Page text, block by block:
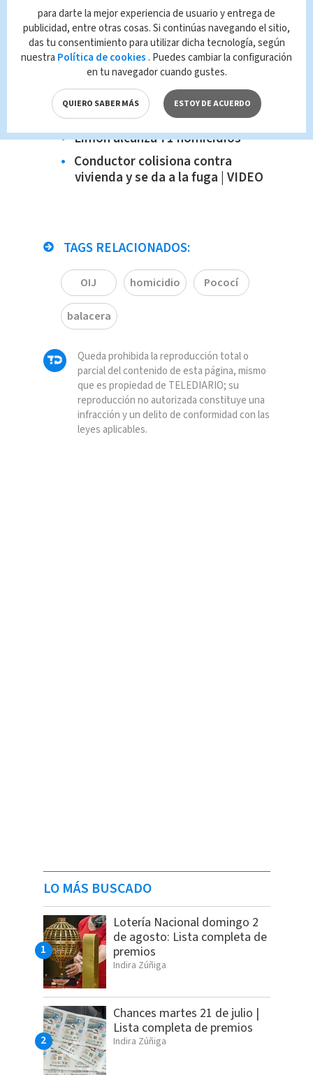
Te recomendamos:
Alejandro Bran es excluido de La
Sele
Festival Colombiano 2026 reunirá
música, tradición y gastronomía
en Parque Viva
Limón alcanza 71 homicidios
Conductor colisiona contra
vivienda y se da a la fuga | VIDEO
TAGS RELACIONADOS:
OIJ homicidio Pococí
balacera
Queda prohibida la reproducción total o
parcial del contenido de esta página, mismo
que es propiedad de TELEDIARIO; su
reproducción no autorizada constituye una
infracción y un delito de conformidad con las
leyes aplicables.
LO MÁS BUSCADO
Lotería Nacional domingo 2
de agosto: Lista completa de
premios
Indira Zúñiga
Chances martes 21 de julio |
Lista completa de premios
Indira Zúñiga
para darte la mejor experiencia de usuario y entrega de
publicidad, entre otras cosas. Si continúas navegando el sitio,
das tu consentimiento para utilizar dicha tecnología, según
nuestra Política de cookies . Puedes cambiar la configuración
en tu navegador cuando gustes.
QUIERO SABER MÁS ESTOY DE ACUERDO